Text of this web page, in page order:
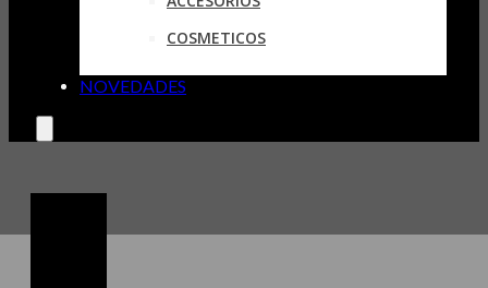
COSMETICOS
NOVEDADES